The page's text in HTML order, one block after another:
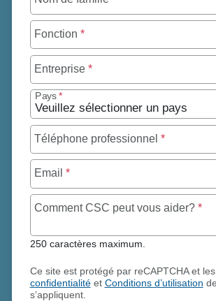
Fonction *
Entreprise *
Pays *
Téléphone professionnel *
Email *
Comment CSC peut vous aider? *
250 caractères maximum.
Ce site est protégé par reCAPTCHA et les
confidentialitéet Conditions d’utilisation
s’appliquent.